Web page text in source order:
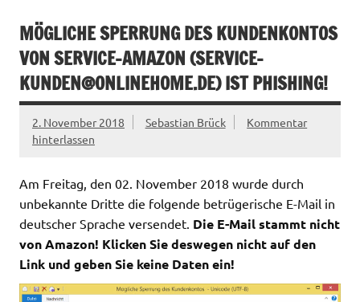
MÖGLICHE SPERRUNG DES KUNDENKONTOS
VON SERVICE-AMAZON (SERVICE-
KUNDEN@ONLINEHOME.DE) IST PHISHING!
2. November 2018 Sebastian Brück
Kommentar
hinterlassen
Am Freitag, den 02. November 2018 wurde durch
unbekannte Dritte die folgende betrügerische E-Mail in
deutscher Sprache versendet. Die E-Mail stammt nicht
von Amazon! Klicken Sie deswegen nicht auf den
Link und geben Sie keine Daten ein!